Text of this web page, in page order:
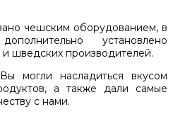
чешским оборудованием, в
установлено
шведских производителей.
могли насладиться вкусом
а также дали самые
с нами.